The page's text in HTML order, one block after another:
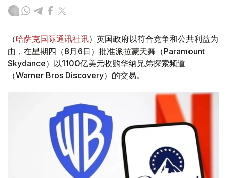
（哈萨克国际通讯社讯）英国政府以符合竞争和公共利益为
由，在星期四（8月6日）批准派拉蒙天舞（Paramount
Skydance）以1100亿美元收购华纳兄弟探索频道
（Warner Bros Discovery）的交易。